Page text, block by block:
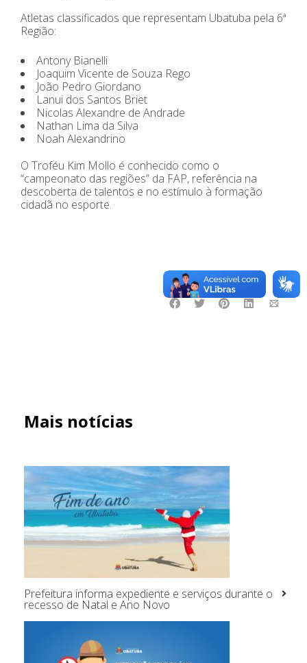
Atletas classificados que representam Ubatuba pela 6ª
Região:
Antony Bianelli
Joaquim Vicente de Souza Rego
João Pedro Giordano
Lanui dos Santos Briet
Nicolas Alexandre de Andrade
Nathan Lima da Silva
Noah Alexandrino
O Troféu Kim Mollo é conhecido como o
“campeonato das regiões” da FAP, referência na
descoberta de talentos e no estímulo à formação
cidadã no esporte.
Mais notícias
Prefeitura informa expediente e serviços durante o
recesso de Natal e Ano Novo